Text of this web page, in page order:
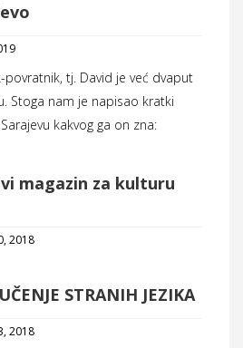
povratnik, tj. David je već dvaput
Stoga nam je napisao kratki
kakvog ga on zna:
magazin za kulturu
2018
STRANIH JEZIKA
2018